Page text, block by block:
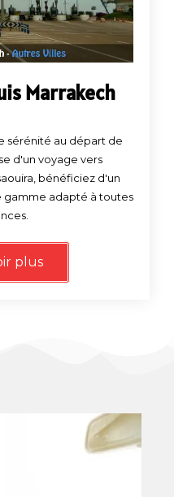
Marrakech
sérénité au départ de
d'un voyage vers
bénéficiez d'un
gamme adapté à toutes
plus